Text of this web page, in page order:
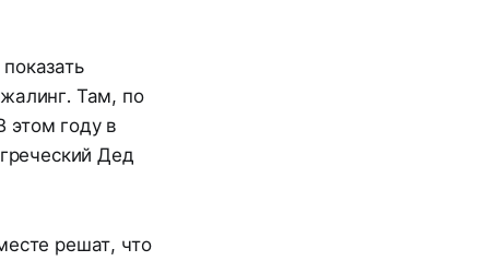
Там, по
этом году в
Дед
решат, что